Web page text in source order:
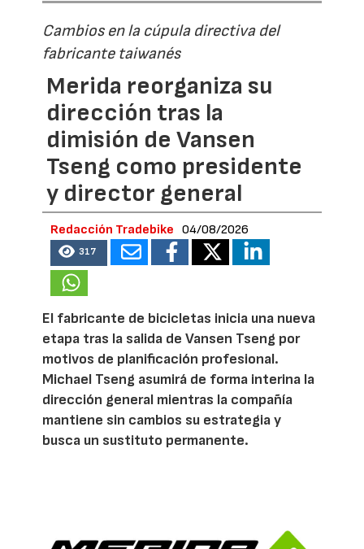
Cambios en la cúpula directiva del
fabricante taiwanés
Merida reorganiza su
dirección tras la
dimisión de Vansen
Tseng como presidente
y director general
Redacción Tradebike 04/08/2026
317
El fabricante de bicicletas inicia una nueva
etapa tras la salida de Vansen Tseng por
motivos de planificación profesional.
Michael Tseng asumirá de forma interina la
dirección general mientras la compañía
mantiene sin cambios su estrategia y
busca un sustituto permanente.